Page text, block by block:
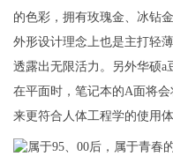
的色彩，拥有玫瑰金、冰钻
外形设计理念上也是主打轻
透露出无限活力。另外华硕a
在平面时，笔记本的A面将
来更符合人体工程学的使用